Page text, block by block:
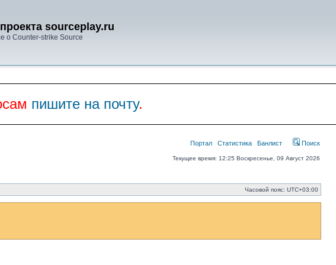
sourceplay.ru
о Counter-strike Source
пишите на почту.
Портал Статистика Банлист Поиск
Текущее время: 12:25 Воскресенье, 09 Август 2026
Часовой пояс: UTC+03:00